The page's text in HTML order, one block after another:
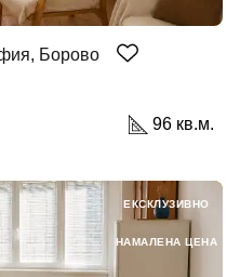
Борово
96 кв.м.
ЕКСКЛУЗИВНО
НАМАЛЕНА ЦЕНА